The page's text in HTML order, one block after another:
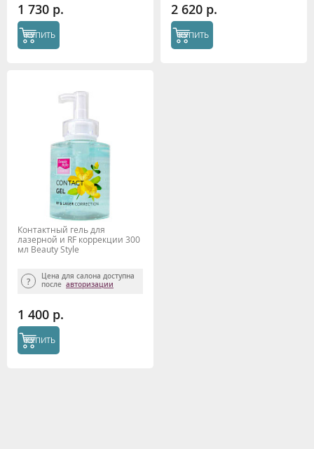
1 730 р.
КУПИТЬ
2 620 р.
КУПИТЬ
Контактный гель для
лазерной и RF коррекции 300
мл Beauty Style
Цена для салона доступна
после авторизации
1 400 р.
КУПИТЬ